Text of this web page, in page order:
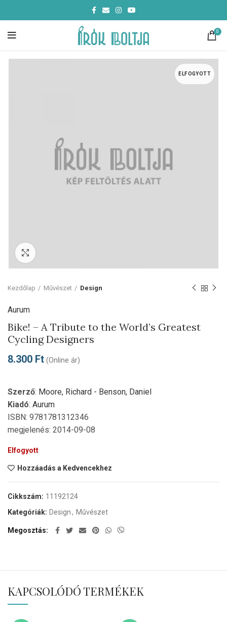
0
ELFOGYOTT
Kezdőlap Művészet Design
Aurum
Bike! – A Tribute to the World’s Greatest
Cycling Designers
8.300 Ft (Online ár)
Szerző: Moore, Richard - Benson, Daniel
Kiadó: Aurum
ISBN: 9781781312346
megjelenés: 2014-09-08
Elfogyott
Hozzáadás a Kedvencekhez
Cikkszám: 11192124
Kategóriák: Design, Művészet
Megosztás
KAPCSOLÓDÓ TERMÉKEK